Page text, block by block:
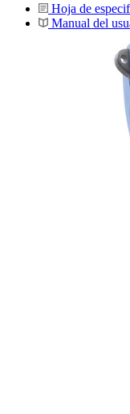
Hoja de
Manual del